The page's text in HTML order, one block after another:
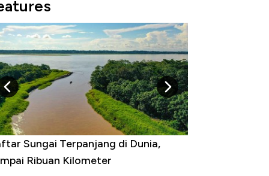
yang Warganya Sering
Luar Negeri, RI ke Berapa?